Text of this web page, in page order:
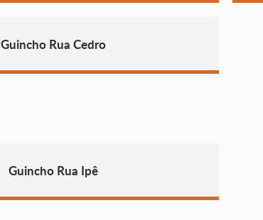
Guincho Rua Cedro
Guincho Rua Ipê